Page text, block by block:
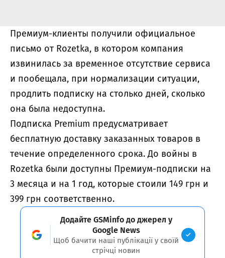
Премиум-клиенты получили официальное
письмо от Rozetka, в котором компания
извинилась за временное отсутствие сервиса
и пообещала, при нормализации ситуации,
продлить подписку на столько дней, сколько
она была недоступна.
Подписка Premium предусматривает
бесплатную доставку заказанных товаров в
течение определенного срока. До войны в
Rozetka были доступны Премиум-подписки на
3 месяца и на 1 год, которые стоили 149 грн и
399 грн соответственно.
Додайте GSMinfo до джерел у
Google News
Щоб бачити наші публікації у своїй
стрічці новин